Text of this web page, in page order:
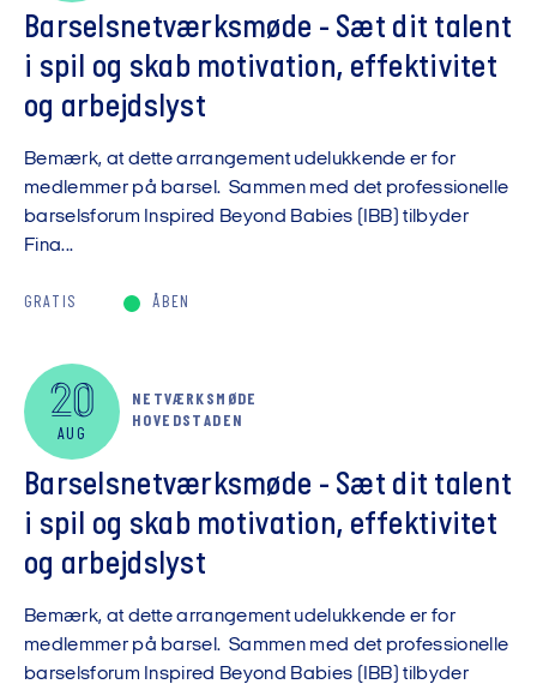
Barselsnetværksmøde - Sæt dit talent
i spil og skab motivation, effektivitet
og arbejdslyst
Bemærk, at dette arrangement udelukkende er for
medlemmer på barsel. Sammen med det professionelle
barselsforum Inspired Beyond Babies (IBB) tilbyder
Fina...
GRATIS ÅBEN
20
AUG
NETVÆRKSMØDE
HOVEDSTADEN
Barselsnetværksmøde - Sæt dit talent
i spil og skab motivation, effektivitet
og arbejdslyst
Bemærk, at dette arrangement udelukkende er for
medlemmer på barsel. Sammen med det professionelle
barselsforum Inspired Beyond Babies (IBB) tilbyder